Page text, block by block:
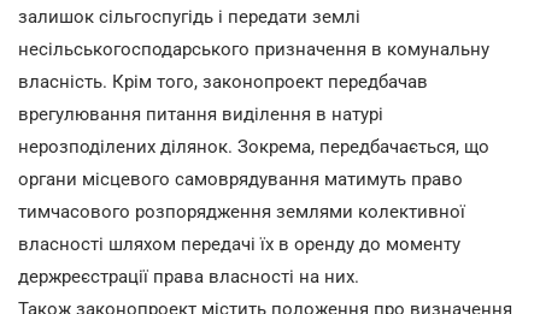
залишок сільгоспугідь і передати землі
несільськогосподарського призначення в комунальну
власність. Крім того, законопроект передбачав
врегулювання питання виділення в натурі
нерозподілених ділянок. Зокрема, передбачається, що
органи місцевого самоврядування матимуть право
тимчасового розпорядження землями колективної
власності шляхом передачі їх в оренду до моменту
держреєстрації права власності на них.
Також законопроект містить положення про визначення